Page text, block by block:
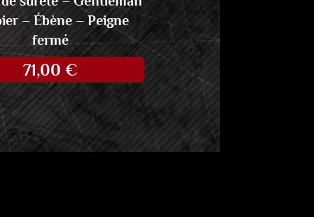
– Ébène – Peigne
fermé
71,00€